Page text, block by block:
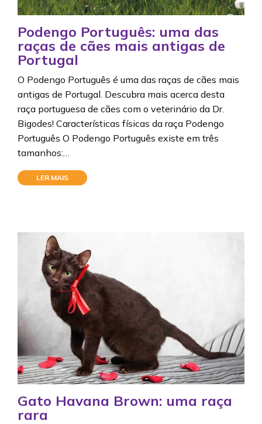
Podengo Português: uma das
raças de cães mais antigas de
Portugal
O Podengo Português é uma das raças de cães mais
antigas de Portugal. Descubra mais acerca desta
raça portuguesa de cães com o veterinário da Dr.
Bigodes! Características físicas da raça Podengo
Português O Podengo Português existe em três
tamanhos:…
LER MAIS
Gato Havana Brown: uma raça
rara